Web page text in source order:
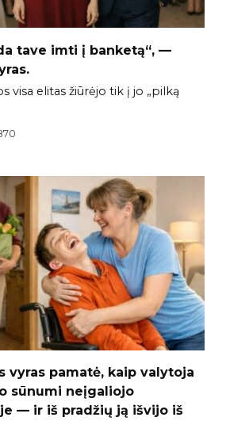
tave imti į banketą“, —
visa elitas žiūrėjo tik į jo „pilką
vyras pamatė, kaip valytoja
sūnumi neįgaliojo
— ir iš pradžių ją išvijo iš